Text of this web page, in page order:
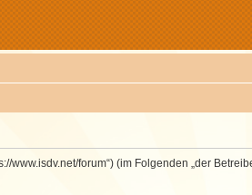
www.isdv.net/forum“) (im Folgenden „der